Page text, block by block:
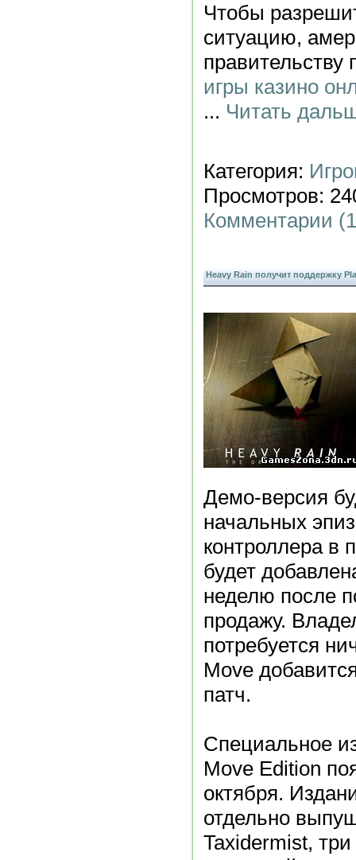
Чтобы
ситуацию,
правительству
игры казино
... Читать
Категория:
Просмотров:
Комментарии
Heavy Rain получит поддержку
Демо-версия
начальных
контроллера в
будет
неделю после
продажу.
потребуется
Move
патч.
Специальное
Move Edition
октября.
отдельно
Taxidermist,